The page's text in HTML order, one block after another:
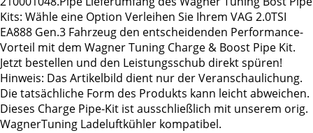
Kits: Wähle eine Option Verleihen Sie Ihrem VAG 2.0TSI
EA888 Gen.3 Fahrzeug den entscheidenden Performance-
Vorteil mit dem Wagner Tuning Charge & Boost Pipe Kit.
Jetzt bestellen und den Leistungsschub direkt spüren!
Hinweis: Das Artikelbild dient nur der Veranschaulichung.
Die tatsächliche Form des Produkts kann leicht abweichen.
Dieses Charge Pipe-Kit ist ausschließlich mit unserem orig.
WagnerTuning Ladeluftkühler kompatibel.